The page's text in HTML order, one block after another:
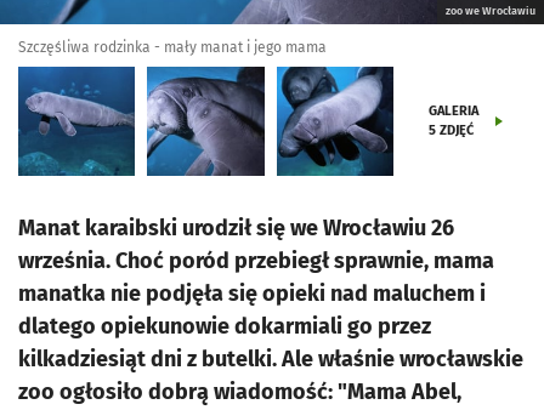
zoo we Wrocławiu
Szczęśliwa rodzinka - mały manat i jego mama
GALERIA
5 ZDJĘĆ
Manat karaibski urodził się we Wrocławiu 26
września. Choć poród przebiegł sprawnie, mama
manatka nie podjęła się opieki nad maluchem i
dlatego opiekunowie dokarmiali go przez
kilkadziesiąt dni z butelki. Ale właśnie wrocławskie
zoo ogłosiło dobrą wiadomość: "Mama Abel,